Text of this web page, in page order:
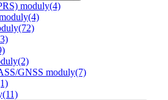
moduly(4)
(4)
(72)
(2)
GNSS moduly(7)
(11)